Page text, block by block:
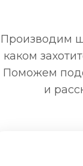
Производим
каком
Поможем
и